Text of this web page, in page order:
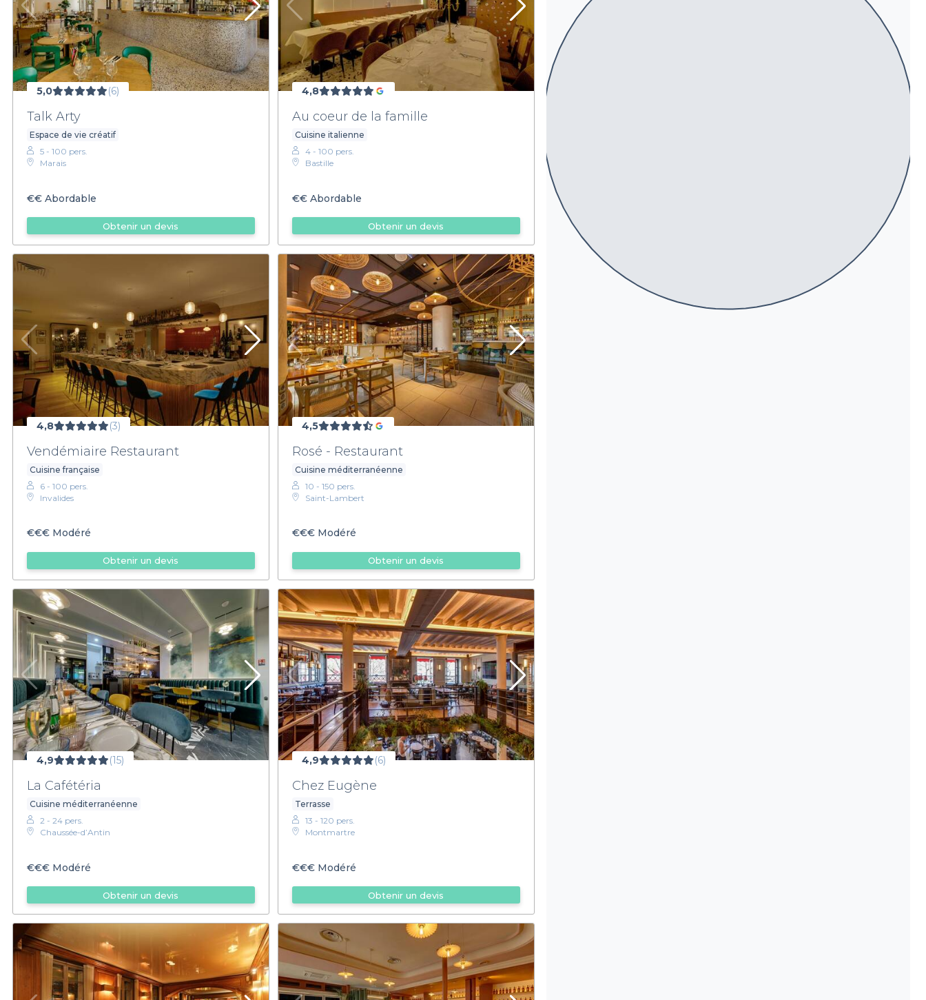
5,0 (6)
Talk Arty
Espace de vie créatif
5 - 100 pers.
Marais
€€ Abordable
Obtenir un devis
4,8
Au coeur de la famille
Cuisine italienne
4 - 100 pers.
Bastille
€€Abordable
Obtenir un devis
4,8 (3)
Vendémiaire Restaurant
Cuisine française
6 - 100 pers.
Invalides
€€€ Modéré
Obtenir un devis
4,5
Rosé - Restaurant
Cuisine méditerranéenne
10 - 150 pers.
Saint-Lambert
€€€Modéré
Obtenir un devis
4,9 (15)
La Cafétéria
Cuisine méditerranéenne
2 - 24 pers.
Chaussée-d’Antin
€€€ Modéré
Obtenir un devis
4,9 (6)
Chez Eugène
Terrasse
13 - 120 pers.
Montmartre
€€€Modéré
Obtenir un devis